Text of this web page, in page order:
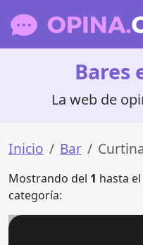
Bares
La web de
Inicio Bar
Mostrando del 1 hasta el
categoría: